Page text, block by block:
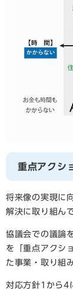
重点アクシ
将来像の実現に
解決に取り組ん
協議会での議論
を「重点アクシ
た事業・取り組
対応方針1から4